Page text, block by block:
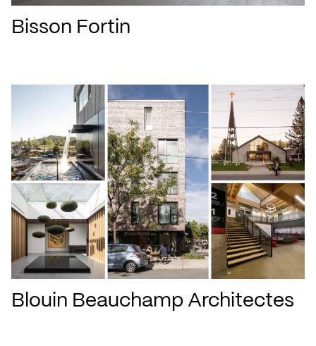
Bisson Fortin
Blouin Beauchamp Architectes